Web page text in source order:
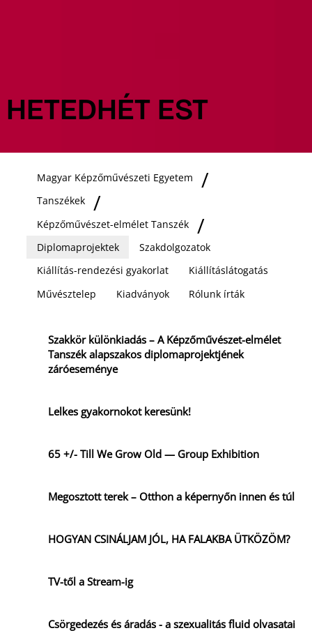
HETEDHÉT EST
Magyar Képzőművészeti Egyetem
Tanszékek
Képzőművészet-elmélet Tanszék
Diplomaprojektek
Szakdolgozatok
Kiállítás-rendezési gyakorlat
Kiállításlátogatás
Művésztelep
Kiadványok Rólunk írták
Szakkör különkiadás – A Képzőművészet-elmélet
Tanszék alapszakos diplomaprojektjének
záróeseménye
Lelkes gyakornokot keresünk!
65 +/- Till We Grow Old — Group Exhibition
Megosztott terek – Otthon a képernyőn innen és túl
HOGYAN CSINÁLJAM JÓL, HA FALAKBA ÜTKÖZÖM?
TV-től a Stream-ig
Csörgedezés és áradás - a szexualitás fluid olvasatai